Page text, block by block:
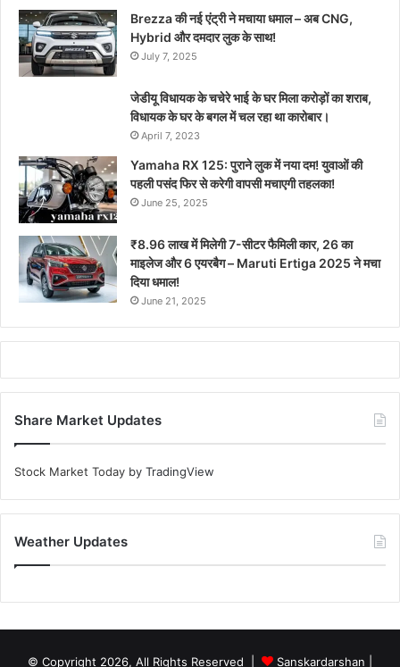
Brezza की नई एंट्री ने मचाया धमाल – अब CNG,
Hybrid और दमदार लुक के साथ!
July 7, 2025
जेडीयू विधायक के चचेरे भाई के घर मिला करोड़ों का शराब,
विधायक के घर के बगल में चल रहा था कारोबार।
April 7, 2023
Yamaha RX 125: पुराने लुक में नया दम! युवाओं की
पहली पसंद फिर से करेगी वापसी मचाएगी तहलका!
June 25, 2025
₹8.96 लाख में मिलेगी 7-सीटर फैमिली कार, 26 का
माइलेज और 6 एयरबैग – Maruti Ertiga 2025 ने मचा
दिया धमाल!
June 21, 2025
Share Market Updates
Stock Market Today by TradingView
Weather Updates
© Copyright 2026, All Rights Reserved | Sanskardarshan